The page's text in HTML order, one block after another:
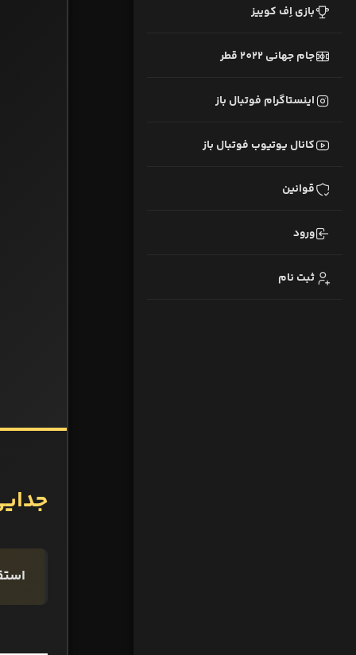
بازی اِف کوییز
جام جهانی 2022 قطر
اینستاگرام فوتبال باز
کانال یوتیوب فوتبال باز
قوانین
ورود
ثبت نام